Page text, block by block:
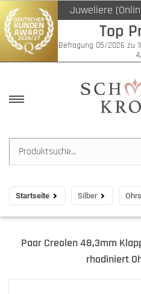
Juweliere
Top
Befragung 05/2026 zu
Startseite Silber
Paar Creolen 48,3mm
rhodiniert